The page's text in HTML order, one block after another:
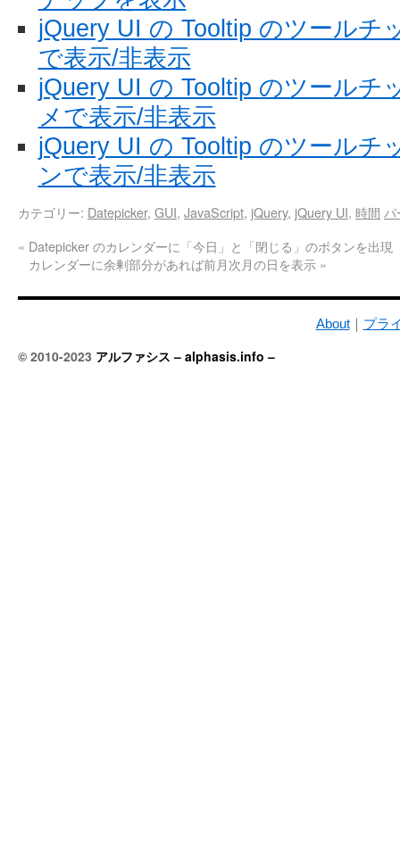
jQuery UI の Tooltip のツールチ
で表示/非表示
jQuery UI の Tooltip のツールチ
メで表示/非表示
jQuery UI の Tooltip のツールチ
ンで表示/非表示
カテゴリー: Datepicker, GUI, JavaScript, jQuery, jQuery UI, 時間
« Datepicker のカレンダーに「今日」と「閉じる」のボタンを出現
カレンダーに余剰部分があれば前月次月の日を表示 »
About｜ プラ
© 2010-2023 アルファシス – alphasis.info –